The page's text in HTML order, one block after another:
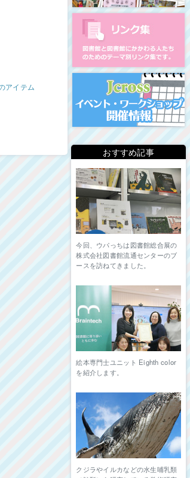
アイテム
おすすめ記事
今回、ウパっちは図書館総合展の
株式会社図書館流通センターのブ
ースを訪ねてきました。
絵本専門士ユニット Eighth color
を紹介します。
クジラやイルカなどの水生哺乳類